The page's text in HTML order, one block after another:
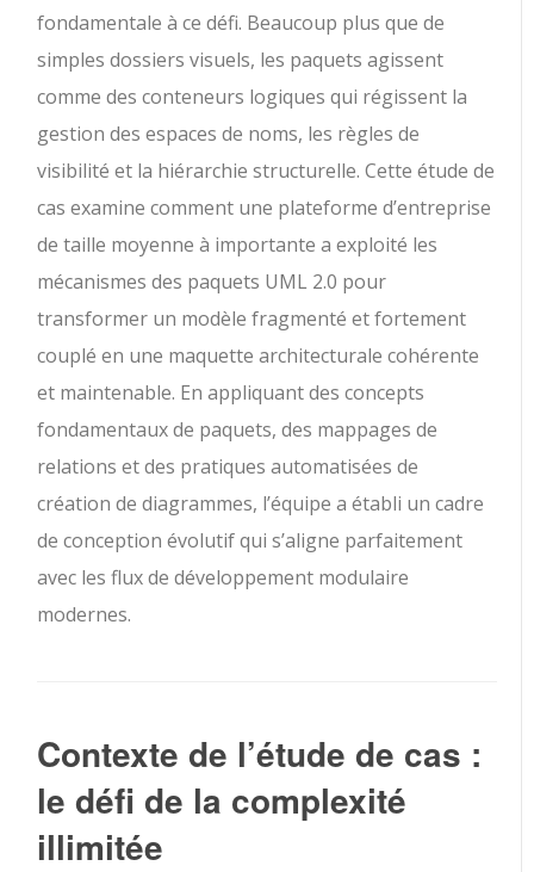
fondamentale à ce défi. Beaucoup plus que de
simples dossiers visuels, les paquets agissent
comme des conteneurs logiques qui régissent la
gestion des espaces de noms, les règles de
visibilité et la hiérarchie structurelle. Cette étude de
cas examine comment une plateforme d’entreprise
de taille moyenne à importante a exploité les
mécanismes des paquets UML 2.0 pour
transformer un modèle fragmenté et fortement
couplé en une maquette architecturale cohérente
et maintenable. En appliquant des concepts
fondamentaux de paquets, des mappages de
relations et des pratiques automatisées de
création de diagrammes, l’équipe a établi un cadre
de conception évolutif qui s’aligne parfaitement
avec les flux de développement modulaire
modernes.
Contexte de l’étude de cas :
le défi de la complexité
illimitée